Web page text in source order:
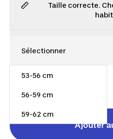
Taille correcte.
53-56 cm
56-59 cm
59-62 cm
Ajouter